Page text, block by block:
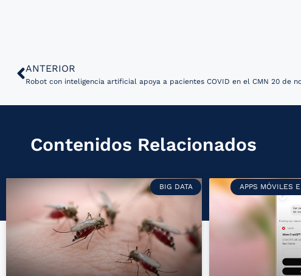
ANTERIOR
Contenidos Relacionados
BIG DATA APPS MÓVILES